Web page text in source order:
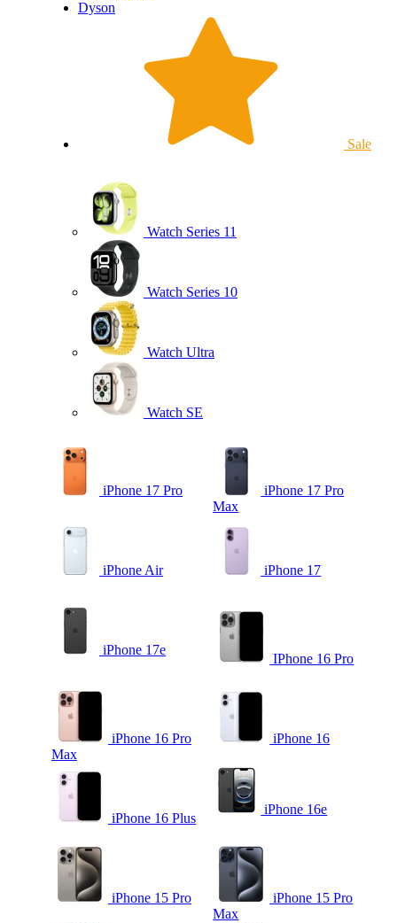
Dyson
Sale
Watch Series 11
Watch Series 10
Watch Ultra
Watch SE
iPhone 17 Pro
iPhone 17 Pro
Max
iPhone Air iPhone 17
iPhone 17e
IPhone 16 Pro
iPhone 16 Pro
Max
iPhone 16
iPhone 16 Plus
iPhone 16e
iPhone 15 Pro
iPhone 15 Pro
Max